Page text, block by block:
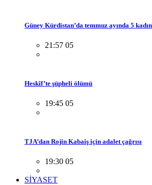
Güney Kürdistan’da temmuz ayında 5
21:57 05
Heskîf’te şüpheli ölümü
19:45 05
TJA’dan Rojin Kabaiş için adalet çağrısı
19:30 05
SİYASET